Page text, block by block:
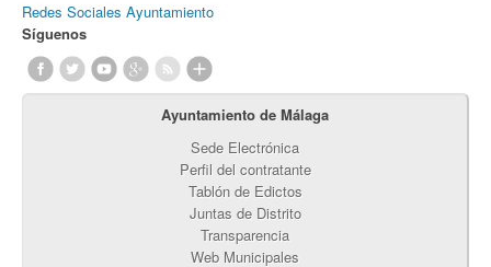
Redes Sociales Ayuntamiento
Síguenos
Ayuntamiento de Málaga
Sede Electrónica
Perfil del contratante
Tablón de Edictos
Juntas de Distrito
Transparencia
Web Municipales